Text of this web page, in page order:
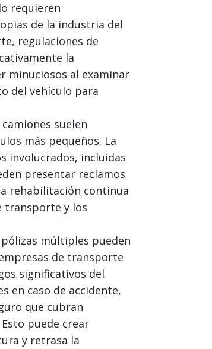
requieren
de la industria del
regulaciones de
la
minuciosos al examinar
del vehículo para
suelen
más pequeños. La
involucrados, incluidas
presentar reclamos
rehabilitación continua
transporte y los
múltiples pueden
de transporte
significativos del
en caso de accidente,
que cubran
puede crear
y retrasa la